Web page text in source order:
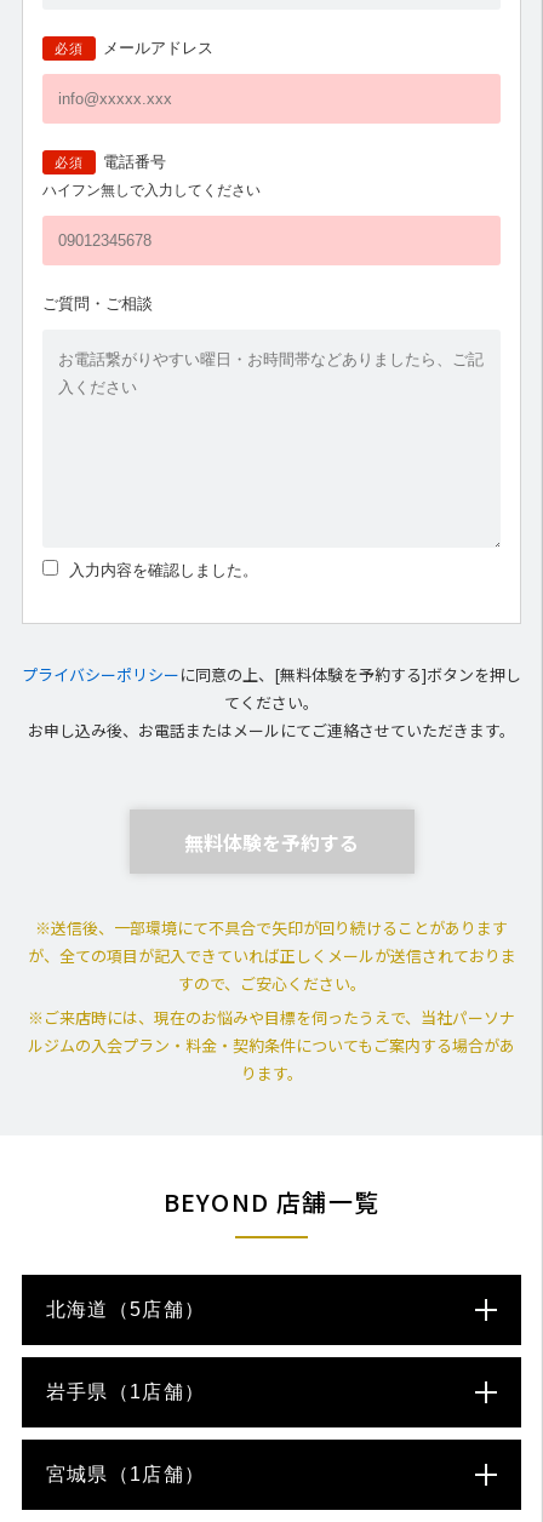
必須 メールアドレス
必須 電話番号
ハイフン無しで入力してください
ご質問・ご相談
入力内容を確認しました。
プライバシーポリシーに同意の上、[無料体験を予約する]ボタンを押し
てください。
お申し込み後、お電話またはメールにてご連絡させていただきます。
※送信後、一部環境にて不具合で矢印が回り続けることがあります
が、 全ての項目が記入できていれば正しくメールが送信されておりま
すので、ご安心ください。
※ご来店時には、現在のお悩みや目標を伺ったうえで、 当社パーソナ
ルジムの入会プラン・料金・契約条件についてもご案内する場合があ
ります。
BEYOND 店舗一覧
北海道（5店舗）
岩手県（1店舗）
宮城県（1店舗）